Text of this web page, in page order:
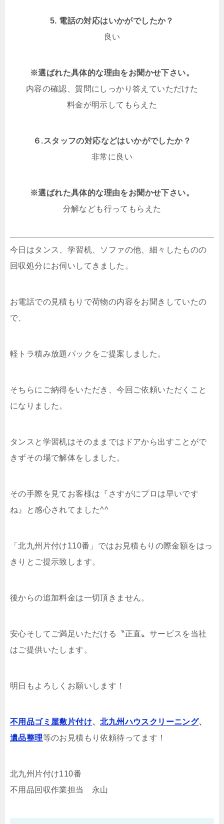
5. 電話の対応はいかがでしたか？
良い
※選ばれた具体的な理由をお聞かせ下さい。
内容の確認、質問にしっかり答えていただけた
料金が明示してもらえた
６.スタッフの対応などはいかがでしたか？
非常に良い
※選ばれた具体的な理由をお聞かせ下さい。
分解なども行ってもらえた
今日はタンス、学習机、ソファの他、細々したものの
回収処分にお伺いしてきました。
お電話での見積もりで荷物の内容をお聞きしていたの
で、
軽トラ積み放題パックをご提案しました。
そちらにご納得をいただき、今回ご依頼いただくこと
になりました。
タンスと学習机はそのままではドアから出すことがで
きずその場で解体をしました。
その手際を見てお客様は『さすがにプロは早いです
ね』と感心されてました^^
「北九州片付け110番」ではお見積もりの際金額をはっ
きりとご提示致します。
後からの追加料金は一切頂きません。
安心そしてご満足いただける〝正直〟サービスを当社
はご提供いたします。
明日もよろしくお願いします！
不用品ゴミ屋敷片付け、北九州ハウスクリーニング、
遺品整理等のお見積もり依頼待ってます！
北九州片付け110番
不用品回収作業担当 永山